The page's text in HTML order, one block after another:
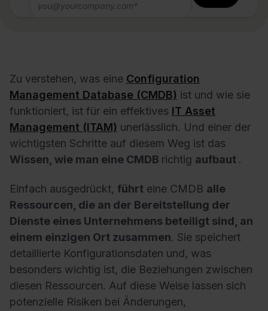
Zu verstehen, was eine Configuration
Management Database (CMDB) ist und wie sie
funktioniert, ist für ein effektives IT Asset
Management (ITAM) unerlässlich. Und einer der
wichtigsten Schritte auf diesem Weg ist das
Wissen, wie man eine CMDB richtig aufbaut .
Einfach ausgedrückt, führt eine CMDB alle
Ressourcen, die an der Bereitstellung der
Dienste eines Unternehmens beteiligt sind, an
einem einzigen Ort zusammen. Sie speichert
detaillierte Konfigurationsdaten und, was
besonders wichtig ist, die Beziehungen zwischen
diesen Ressourcen. Auf diese Weise lassen sich
potenzielle Risiken bei Änderungen,